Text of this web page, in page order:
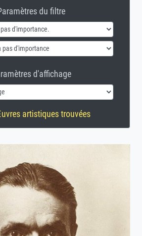
du filtre
d'affichage
artistiques trouvées